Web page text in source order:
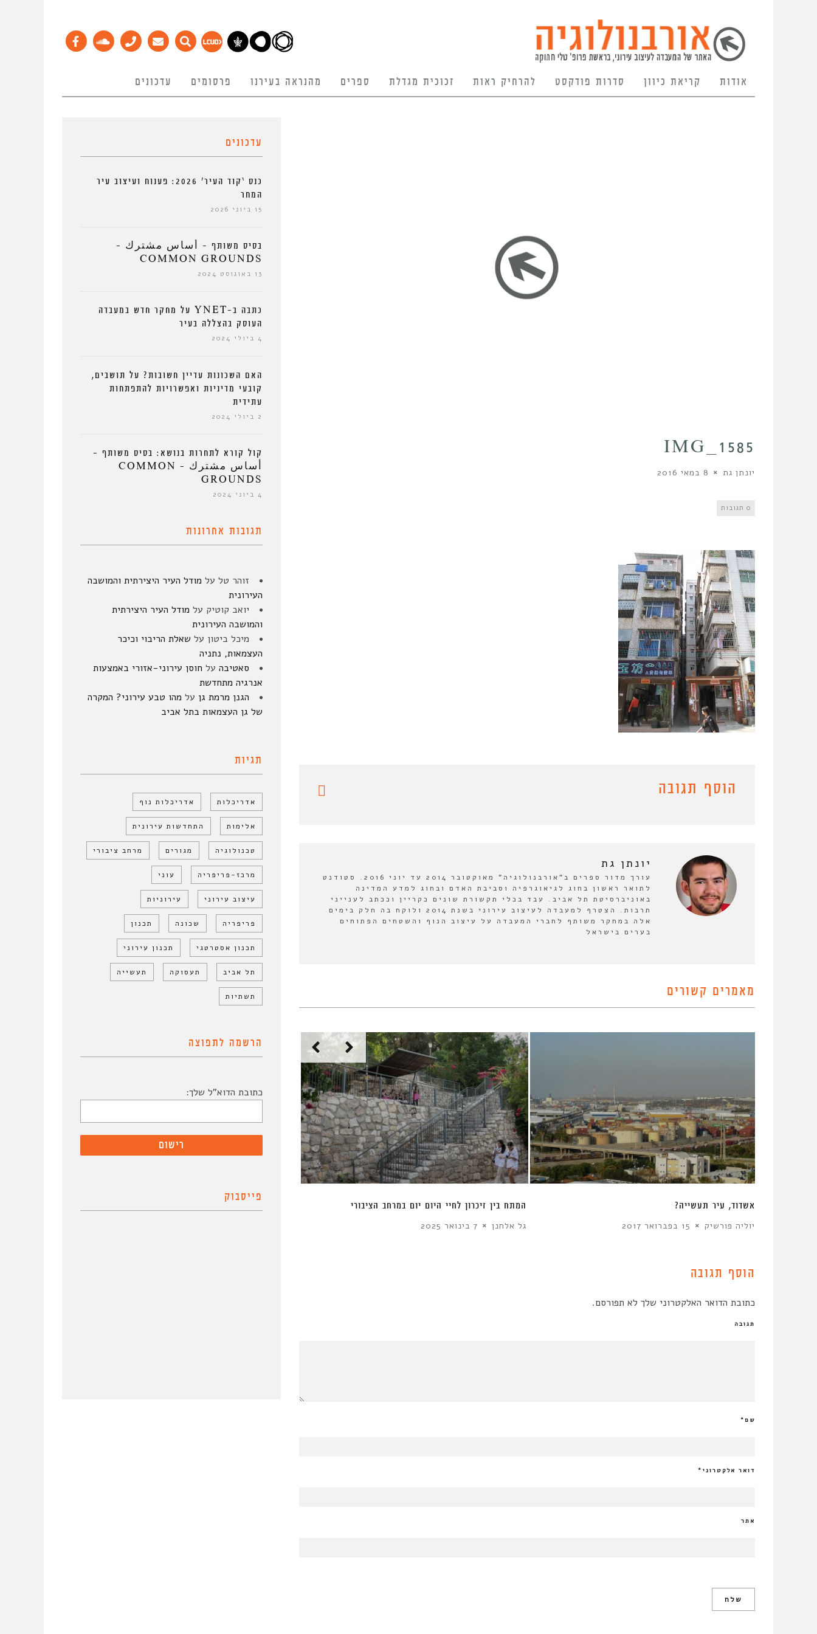
אודות קריאת כיוון סדרות פודקסט להרחיק ראות זכוכית מגדלת ספרים מהנראה בעירנו פרסומים עדכונים
IMG_1585
יונתן גת 8 במאי 2016
0 תגובות
הוסף תגובה
יונתן גת
עורך מדור ספרים ב"אורבנולוגיה" מאוקטובר 2014 עד יוני 2016. סטודנט
לתואר ראשון בחוג לגיאוגרפיה וסביבת האדם ובחוג למדע המדינה
באוניברסיטת תל אביב. עבד בכלי תקשורת שונים כקריין וככתב לענייני
תרבות. הצטרף למעבדה לעיצוב עירוני בשנת 2014 ולוקח בה חלק בימים
אלה במחקר משותף לחברי המעבדה על עיצוב הנוף והשטחים הפתוחים
בערים בישראל
מאמרים קשורים
המתח בין זיכרון לחיי היום יום במרחב הציבורי
גל אלחנן 7 בינואר 2025
אשדוד, עיר תעשייה?
יוליה פורשיק 15 בפברואר 2017
הוסף תגובה
כתובת הדואר האלקטרוני שלך לא תפורסם.
תגובה
שם*
דואר אלקטרוני *
אתר
עדכונים
כנס ‘קוד העיר’ 2026: פענוח ועיצוב עיר
המחר
15 ביוני 2026
בסיס משותף – أساس مشترك –
COMMON GROUNDS
13 באוגוסט 2024
כתבה ב-YNET על מחקר חדש במעבדה
העוסק בהצללה בעיר
4 ביולי 2024
האם השכונות עדיין חשובות? על תושבים,
קובעי מדיניות ואפשרויות להתפתחות
עתידית
2 ביולי 2024
קול קורא לתחרות בנושא: בסיס משותף –
أساس مشترك – COMMON
GROUNDS
4 ביוני 2024
תגובות אחרונות
זוהר טל על מודל העיר היצירתית והמושבה
העירונית
יואב קוטיק על מודל העיר היצירתית
והמושבה העירונית
מיכל ביטון על שאלת הריבוי וכיכר
העצמאות, נתניה
סאטיבה על חוסן עירוני-אזורי באמצעות
אנרגיה מתחדשת
הגנן מרמת גן על מהו טבע עירוני? המקרה
של גן העצמאות בתל אביב
תגיות
אדריכלות אדריכלות נוף
אלימות התחדשות עירונית
טכנולוגיה מגורים מרחב ציבורי
מרכז-פריפריה עוני
עיצוב עירוני עירוניות
פריפריה שכונה תכנון
תכנון אסטרטגי תכנון עירוני
תל אביב תעסוקה תעשייה
תשתיות
הרשמה לתפוצה
כתובת הדוא"ל שלך:
פייסבוק